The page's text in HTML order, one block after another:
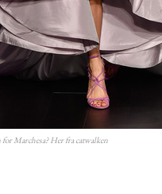
for Marchesa? Her fra catwalken